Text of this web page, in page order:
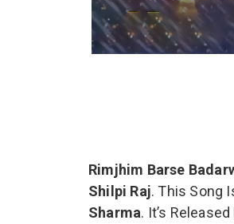
Rimjhim Barse
Shilpi Raj. This Song
Sharma. It’s Released